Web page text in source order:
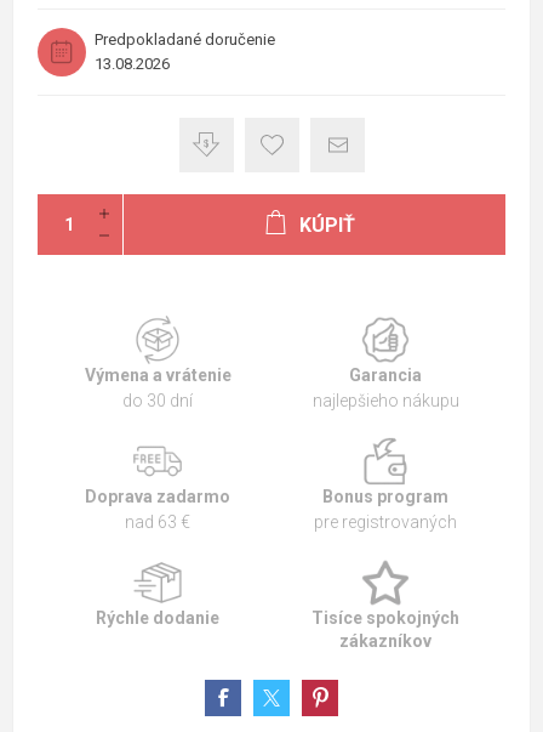
Predpokladané doručenie
13.08.2026
KÚPIŤ
Výmena a vrátenie
do 30 dní
Garancia
najlepšieho nákupu
Doprava zadarmo
nad 63 €
Bonus program
pre registrovaných
Rýchle dodanie
Tisíce spokojných
zákazníkov